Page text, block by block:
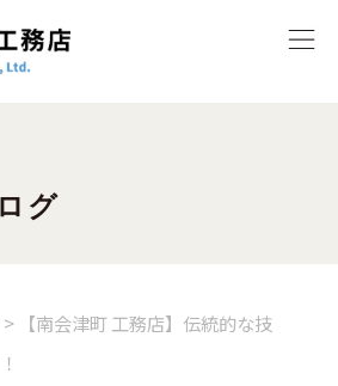
グ
> 【南会津町 工務店】伝統的な技